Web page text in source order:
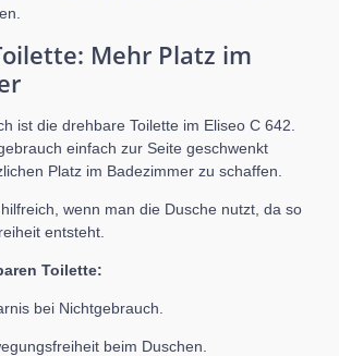
Mehr Platz im
ist die drehbare Toilette im Eliseo C 642.
einfach zur Seite geschwenkt
Platz im Badezimmer zu schaffen.
wenn man die Dusche nutzt, da so
entsteht.
Toilette:
bei Nichtgebrauch.
beim Duschen.